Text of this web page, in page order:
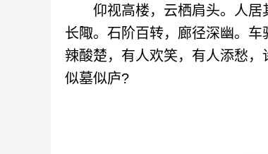
仰视高楼，云栖肩头。人居
长陬。石阶百转，廊径深幽。
辣酸楚，有人欢笑，有人添愁，
似墓似庐?